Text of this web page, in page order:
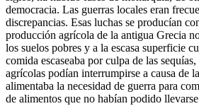
democracia. Las guerras locales eran
discrepancias. Esas luchas se producían
producción agrícola de la antigua Grecia
los suelos pobres y a la escasa superficie
comida escaseaba por culpa de las
agrícolas podían interrumpirse a causa de
alimentaba la necesidad de guerra para
de alimentos que no habían podido